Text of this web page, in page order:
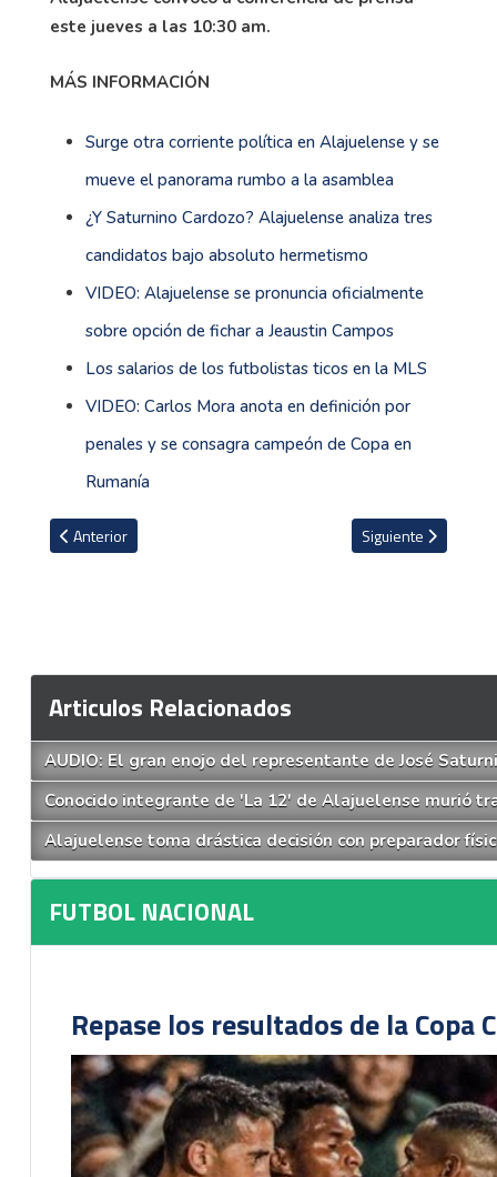
este jueves a las 10:30 am.
MÁS INFORMACIÓN
Surge otra corriente política en Alajuelense y se
mueve el panorama rumbo a la asamblea
¿Y Saturnino Cardozo? Alajuelense analiza tres
candidatos bajo absoluto hermetismo
VIDEO: Alajuelense se pronuncia oficialmente
sobre opción de fichar a Jeaustin Campos
Los salarios de los futbolistas ticos en la MLS
VIDEO: Carlos Mora anota en definición por
penales y se consagra campeón de Copa en
Rumanía
Artículo anterior: Gerald Taylor vuelve a meter a Saprissa en
Anterior Artículo siguiente:
Siguiente
Articulos Relacionados
AUDIO: El gran enojo del representante de José
Conocido integrante de 'La 12' de Alajuelense murió
Alajuelense toma drástica decisión con preparador
FUTBOL NACIONAL
Repase los resultados de la Copa